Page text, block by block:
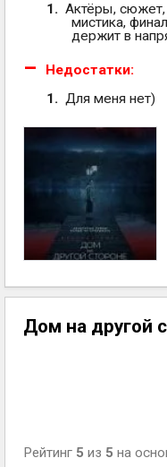
Актёры, сюжет,
мистика,
держит в
Недостатки:
Для меня нет)
Дом на другой
Рейтинг 5 из 5 на